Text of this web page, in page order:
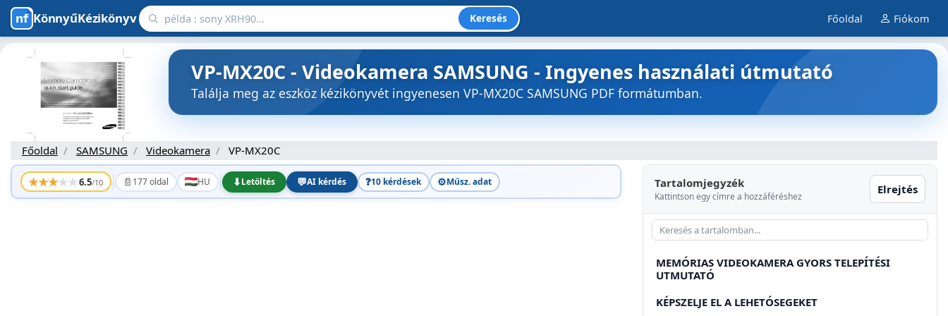
KönnyűKézikönyv Keresés Főoldal Fiókom
VP-MX20C - Videokamera SAMSUNG - Ingyenes használati útmutató
Találja meg az eszköz kézikönyvét ingyenesen VP-MX20C SAMSUNG PDF formátumban.
Főoldal SAMSUNG Videokamera VP-MX20C
★★★★★6.5/10 📄 177 oldal HU ⬇Letöltés 💬AI kérdés ❓10 kérdések ⚙️Műsz. adat Tartalomjegyzék
Kattintson egy címre a hozzáféréshez
Elrejtés
MEMÓRIAS VIDEOKAMERA GYORS TELEPÍTÉSI
UTMUTATÓ
KÉPSZELJE EL A LEHETÓSEGEKET